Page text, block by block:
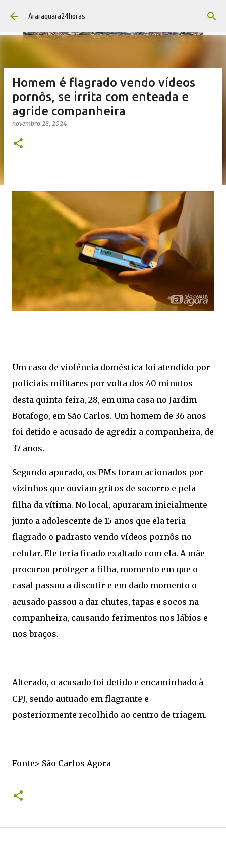
Pular para o conteúdo principal
Araraquara24horas
Homem é flagrado vendo vídeos
pornôs, se irrita com enteada e
agride companheira
novembro 28, 2024
Um caso de violência doméstica foi atendido por
policiais militares por volta dos 40 minutos
desta quinta-feira, 28, em uma casa no Jardim
Botafogo, em São Carlos. Um homem de 36 anos
foi detido e acusado de agredir a companheira, de
37 anos.
Segundo apurado, os PMs foram acionados por
vizinhos que ouviam gritos de socorro e pela
filha da vítima. No local, apuraram inicialmente
junto a adolescente de 15 anos que ela teria
flagrado o padrasto vendo vídeos pornôs no
celular. Ele teria ficado exaltado com ela. A mãe
procurou proteger a filha, momento em que o
casal passou a discutir e em dado momento o
acusado passou a dar chutes, tapas e socos na
companheira, causando ferimentos nos lábios e
nos braços.
Alterado, o acusado foi detido e encaminhado à
CPJ, sendo autuado em flagrante e
posteriormente recolhido ao centro de triagem.
Fonte> São Carlos Agora